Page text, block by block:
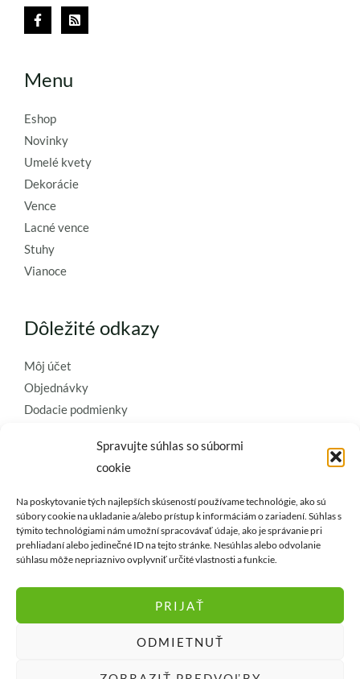
Spravujte súhlas so súbormi
cookie
Na poskytovanie tých najlepších skúseností používame technológie, ako sú
súbory cookie na ukladanie a/alebo prístup k informáciám o zariadení. Súhlas s
týmito technológiami nám umožní spracovávať údaje, ako je správanie pri
prehliadaní alebo jedinečné ID na tejto stránke. Nesúhlas alebo odvolanie
súhlasu môže nepriaznivo ovplyvniť určité vlastnosti a funkcie.
PRIJAŤ
ODMIETNUŤ
Menu
Eshop
Novinky
Umelé kvety
Dekorácie
Vence
Lacné vence
Stuhy
Vianoce
Dôležité odkazy
Môj účet
Objednávky
Dodacie podmienky
Ochrana osobných údajov
Zásady používania súborov cookie
Kontaktujte nás a požiadajte o
najkvalitnejšie umelé kvety a
dekorácie..